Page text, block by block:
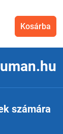
Kosárba
számára